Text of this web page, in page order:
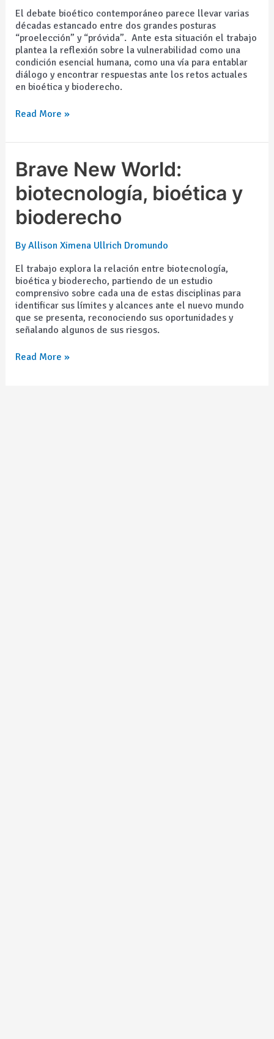
El debate bioético contemporáneo parece llevar varias
décadas estancado entre dos grandes posturas
“proelección” y “próvida”. Ante esta situación el trabajo
plantea la reflexión sobre la vulnerabilidad como una
condición esencial humana, como una vía para entablar
diálogo y encontrar respuestas ante los retos actuales
en bioética y bioderecho.
Read More »
Brave New World:
biotecnología, bioética y
bioderecho
ByAllison Ximena Ullrich Dromundo
El trabajo explora la relación entre biotecnología,
bioética y bioderecho, partiendo de un estudio
comprensivo sobre cada una de estas disciplinas para
identificar sus límites y alcances ante el nuevo mundo
que se presenta, reconociendo sus oportunidades y
señalando algunos de sus riesgos.
Brave
New
World:
biotecnología,
bioética
y
Read More »